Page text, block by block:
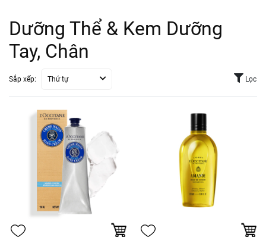
Dưỡng Thể & Kem Dưỡng
Tay, Chân
Sắp xếp: Thứ tự Lọc